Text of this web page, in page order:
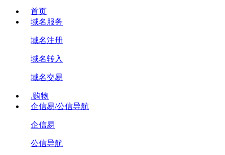
首页
域名服务
域名注册
域名转入
域名交易
.购物
企信易/公信导航
企信易
公信导航